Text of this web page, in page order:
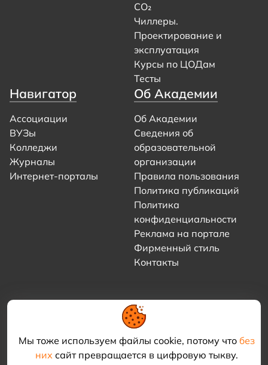
Мы тоже используем файлы cookie, потому что без
нихсайт превращается в цифровую тыкву.
CO₂
Чиллеры.
Проектирование и
эксплуатация
Курсы по ЦОДам
Тесты
Навигатор
Ассоциации
ВУЗы
Колледжи
Журналы
Интернет-порталы
Об Академии
Об Академии
Сведения об
образовательной
организации
Правила пользования
Политика публикаций
Политика
конфиденциальности
Реклама на портале
Фирменный стиль
Контакты